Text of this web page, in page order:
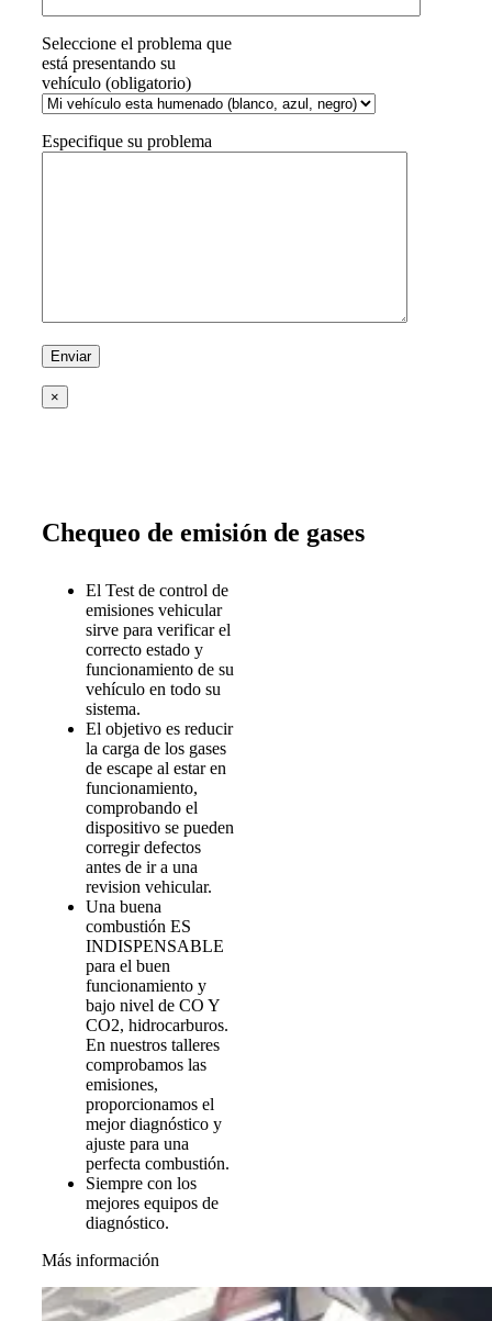
Seleccione el problema que
está presentando su
vehículo (obligatorio)
Especifique su problema
×
Chequeo de emisión de gases
El Test de control de
emisiones vehicular
sirve para verificar el
correcto estado y
funcionamiento de su
vehículo en todo su
sistema.
El objetivo es reducir
la carga de los gases
de escape al estar en
funcionamiento,
comprobando el
dispositivo se pueden
corregir defectos
antes de ir a una
revision vehicular.
Una buena
combustión ES
INDISPENSABLE
para el buen
funcionamiento y
bajo nivel de CO Y
CO2, hidrocarburos.
En nuestros talleres
comprobamos las
emisiones,
proporcionamos el
mejor diagnóstico y
ajuste para una
perfecta combustión.
Siempre con los
mejores equipos de
diagnóstico.
Más información